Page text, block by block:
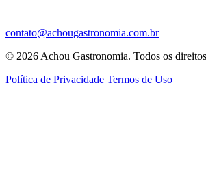
contato@achougastronomia.com.br
© 2026 Achou Gastronomia. Todos os
Política de Privacidade Termos de Uso